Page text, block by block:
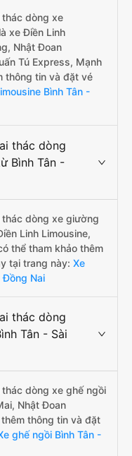
thác dòng xe
xe Điền Linh
Nhật Đoan
Tú Express, Mạnh
thông tin và đặt vé
Bình Tân -
thác dòng
Bình Tân -
thác dòng xe giường
Linh Limousine,
thể tham khảo thêm
tại trang này: Xe
Đồng Nai
thác dòng
Tân - Sài
dòng xe ghế ngồi
Nhật Đoan
thông tin và đặt
ghế ngồi Bình Tân -